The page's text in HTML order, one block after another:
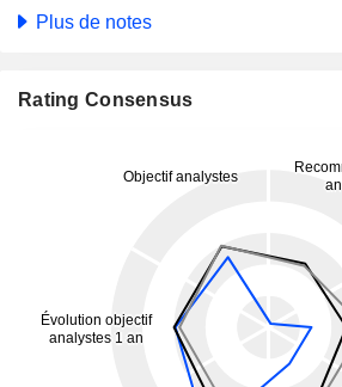
Plus de notes
Rating Consensus